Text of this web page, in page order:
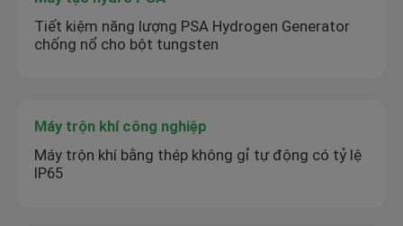
Tiết kiệm năng lượng PSA Hydrogen Generator
chống nổ cho bột tungsten
Máy trộn khí công nghiệp
Máy trộn khí bằng thép không gỉ tự động có tỷ lệ
IP65